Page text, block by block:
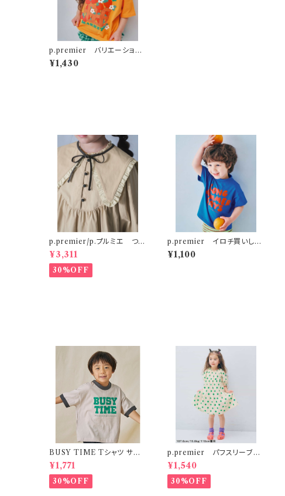
p.premier バリエーション
グラフィックTシャツ マスタ
ード
¥1,430
p.premier/p.プルミエ つけ
衿付き3WAYワンピース ベ
ージュ
¥3,311
30%OFF
p.premier イロチ買いした
いノーバケーションノーサマー
¥1,100
BUSY TIME Tシャツ サン
ド S-XL
¥1,771
30%OFF
p.premier パフスリーブワ
ンピース ドット柄
¥1,540
30%OFF